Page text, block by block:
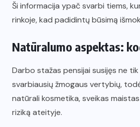
Ši informacija ypač svarbi tiems,
rinkoje, kad padidintų būsimą
Natūralumo aspektas:
Darbo stažas pensijai susijęs ne
svarbiausių žmogaus vertybių,
natūrali kosmetika, sveikas
riziką ateityje.